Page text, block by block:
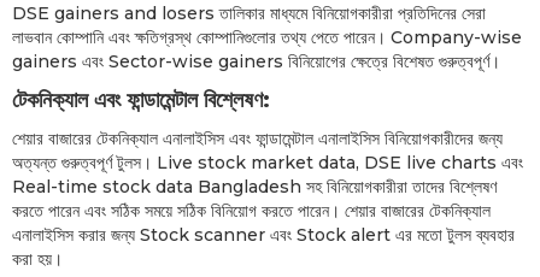
DSE gainers and losers তালিকার মাধ্যমে বিনিয়োগকারীরা প্রতিদিনের সেরা
লাভবান কোম্পানি এবং ক্ষতিগ্রস্থ কোম্পানিগুলোর তথ্য পেতে পারেন। Company-wise
gainers এবং Sector-wise gainers বিনিয়োগের ক্ষেত্রে বিশেষত গুরুত্বপূর্ণ।
টেকনিক্যাল এবং ফান্ডামেন্টাল বিশ্লেষণ:
শেয়ার বাজারের টেকনিক্যাল এনালাইসিস এবং ফান্ডামেন্টাল এনালাইসিস বিনিয়োগকারীদের জন্য
অত্যন্ত গুরুত্বপূর্ণ টুলস। Live stock market data, DSE live charts এবং
Real-time stock data Bangladesh সহ বিনিয়োগকারীরা তাদের বিশ্লেষণ
করতে পারেন এবং সঠিক সময়ে সঠিক বিনিয়োগ করতে পারেন। শেয়ার বাজারের টেকনিক্যাল
এনালাইসিস করার জন্য Stock scanner এবং Stock alert এর মতো টুলস ব্যবহার
করা হয়।